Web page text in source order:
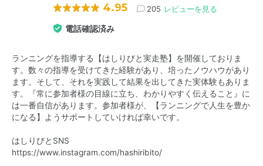
4.95 205 レビューを見る
電話確認済み
ランニングを指導する【はしりびと実走塾】を開催しておりま
す。数々の指導を受けてきた経験があり、培ったノウハウがあり
ます。そして、それを実践して結果を出してきた実体験もありま
す。『常に参加者様の目線に立ち、わかりやすく伝えること』に
は一番自信があります。参加者様が、【ランニングで人生を豊か
になる】ようサポートしていければ幸いです。
はしりびとSNS
https://www.instagram.com/hashiribito/